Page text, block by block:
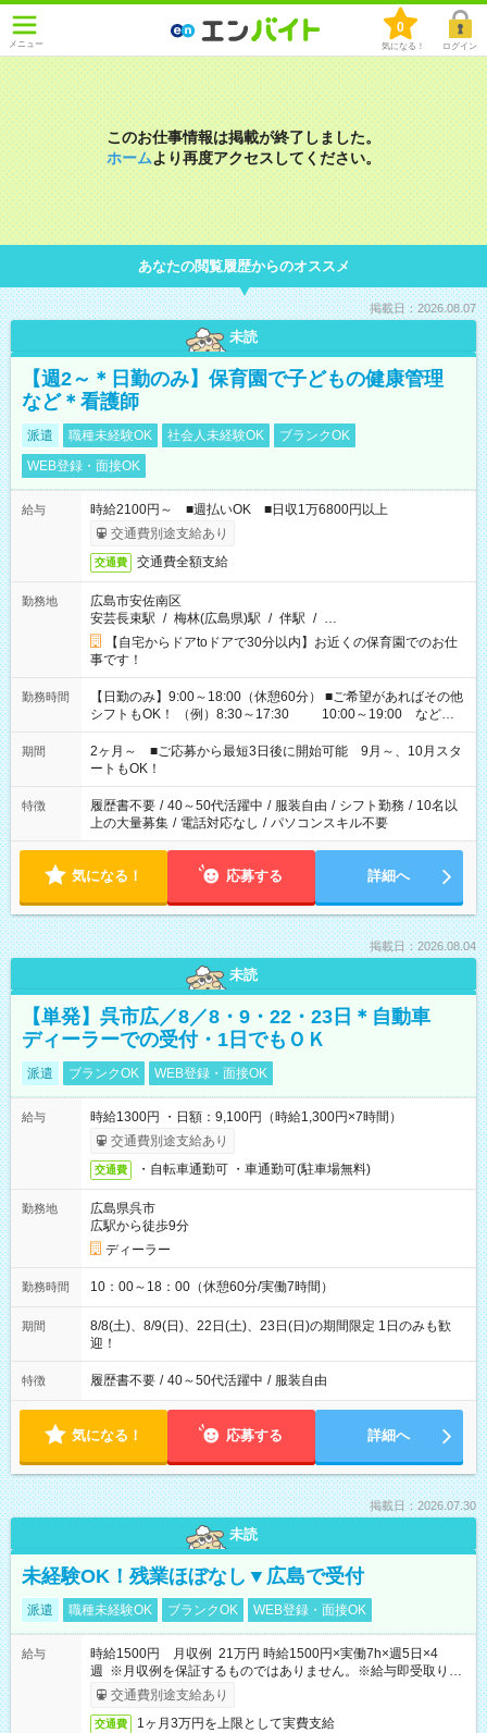
メニュー
0
気になる！ ログイン
このお仕事情報は掲載が終了しました。
ホームより再度アクセスしてください。
あなたの閲覧履歴からのオススメ
掲載日：2026.08.07
未読
【週2～＊日勤のみ】保育園で子どもの健康管理
など＊看護師
派遣 職種未経験OK 社会人未経験OK
ブランクOK
WEB登録・面接OK
給与
時給2100円～ ■週払いOK ■日収1万6800円以上
交通費別途支給あり
交通費 交通費全額支給
勤務地
広島市安佐南区
安芸長束駅 / 梅林(広島県)駅 / 伴駅 / …
【自宅からドアtoドアで30分以内】お近くの保育園でのお仕
事です！
勤務時間
【日勤のみ】9:00～18:00（休憩60分） ■ご希望があればその他
シフトもOK！ （例）8:30～17:30 10:00～19:00 など
「家族とお休みを合わせたい」 「余裕を持って夕飯の準備がし
たい」 「できれば残業はしたくない」 など、ご希望があれば教
えてくださいね。 ※Wワーク希望の方へ 今ご覧のお仕事で希望
する勤務時間と、もう1つのお仕事の勤務時間。 合計で週40時
間を超える場合は応募できません
期間
2ヶ月～ ■ご応募から最短3日後に開始可能 9月～、10月スタ
ートもOK！
特徴 履歴書不要 / 40～50代活躍中 / 服装自由 / シフト勤務 / 10名以
上の大量募集 / 電話対応なし / パソコンスキル不要
気になる！ 応募する 詳細へ
掲載日：2026.08.04
未読
【単発】呉市広／8／8・9・22・23日＊自動車
ディーラーでの受付・1日でもＯＫ
派遣 ブランクOK WEB登録・面接OK
給与
時給1300円 ・日額：9,100円（時給1,300円×7時間）
交通費別途支給あり
交通費 ・自転車通勤可 ・車通勤可(駐車場無料)
勤務地
広島県呉市
広駅から徒歩9分
ディーラー
勤務時間 10：00～18：00（休憩60分/実働7時間）
期間
8/8(土)、8/9(日)、22日(土)、23日(日)の期間限定 1日のみも歓
迎！
特徴 履歴書不要 / 40～50代活躍中 / 服装自由
気になる！ 応募する 詳細へ
掲載日：2026.07.30
未読
未経験OK！残業ほぼなし▼広島で受付
派遣 職種未経験OK ブランクOK WEB登録・面接OK
給与
時給1500円 月収例 21万円 時給1500円×実働7h×週5日×4
週 ※月収例を保証するものではありません。※給与即受取りサ
ービス利用可（利用条件有）
交通費別途支給あり
交通費 1ヶ月3万円を上限として実費支給